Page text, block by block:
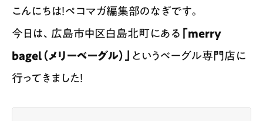
こんにちは！ペコマガ編集部のなぎです。
今日は、広島市中区白島北町にある 「merry
bagel（メリーベーグル）」
というベーグル専門店に
行ってきました！